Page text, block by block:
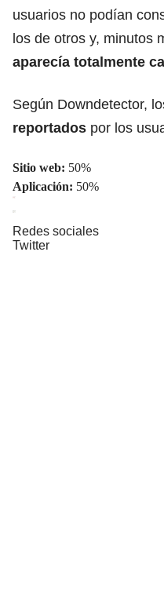
usuarios no podían
los de otros y, minutos
aparecía totalmente
Según Downdetector,
reportados por los
Sitio web: 50%
Aplicación: 50%
Redes sociales
Twitter